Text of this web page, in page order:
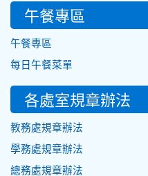
午餐專區
午餐專區
每日午餐菜單
各處室規章辦法
教務處規章辦法
學務處規章辦法
總務處規章辦法